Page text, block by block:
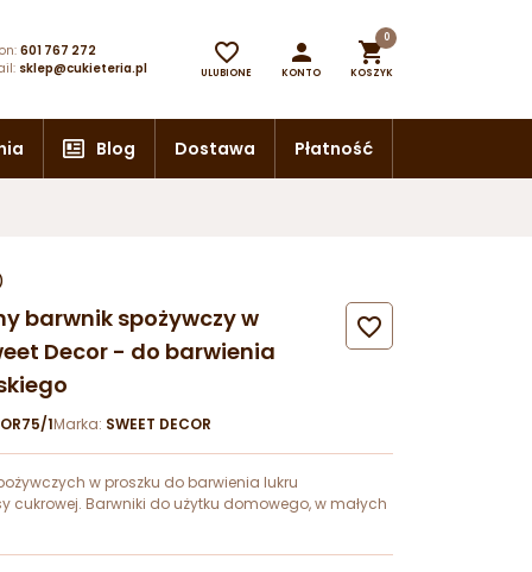
601 767 272
sklep@cukieteria.pl

ULUBIONE

KONTO

0
KOSZYK
Blog Dostawa Płatność
barwnik spożywczy w
Decor - do barwienia

1Marka: SWEET DECOR
w proszku do barwienia lukru
cukrowej. Barwniki do użytku domowego, w małych